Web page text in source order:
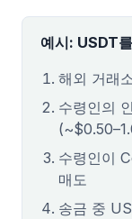
예시: USDT
해외 거래
수령인의
수령인이
매도
송금 중